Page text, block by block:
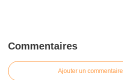
Commentaires
Ajouter un commentaire